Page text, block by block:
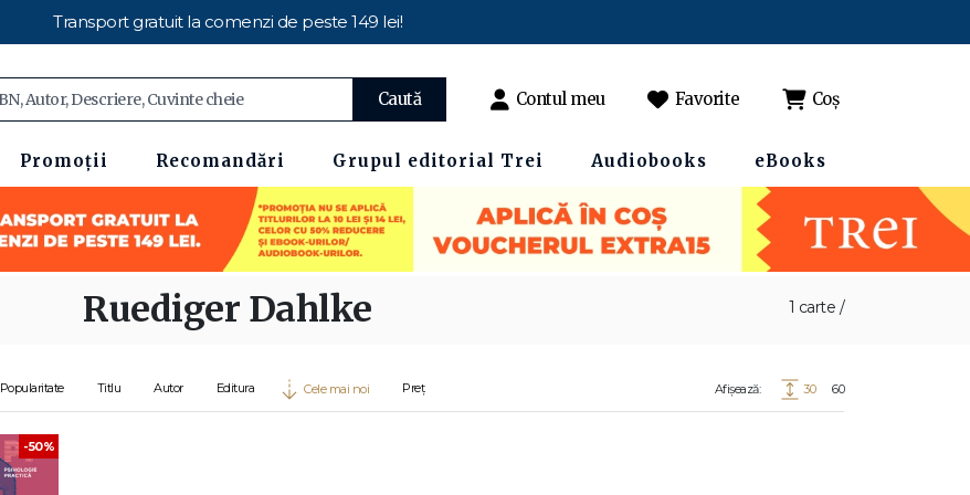
Transport gratuit la comenzi de peste 149 lei!
Caută Contul meu Favorite Coș
Promoții Recomandări Grupul editorial Trei Audiobooks eBooks
1 carte /
Ruediger Dahlke
Popularitate Titlu Autor Editura Cele mai noi Preț Afișează: 30 60
-50%